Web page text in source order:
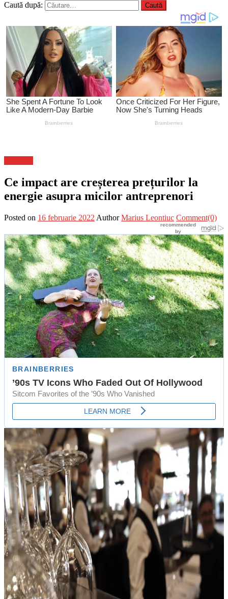
Caută după:
Ce impact are creșterea prețurilor la
energie asupra micilor antreprenori
Posted on 16 februarie 2022 Author Marius Leontiuc Comment(0)